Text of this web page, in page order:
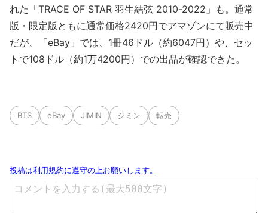
れた「TRACE OF STAR 羽生結弦 2010-2022」も。通常
版・限定版ともに通常価格2420円でアマゾンにて販売中
だが、「eBay」では、1冊46ドル（約6047円）や、セッ
トで108ドル（約1万4200円）での出品が確認できた。
BTS eBay JIMIN ジミン 転売